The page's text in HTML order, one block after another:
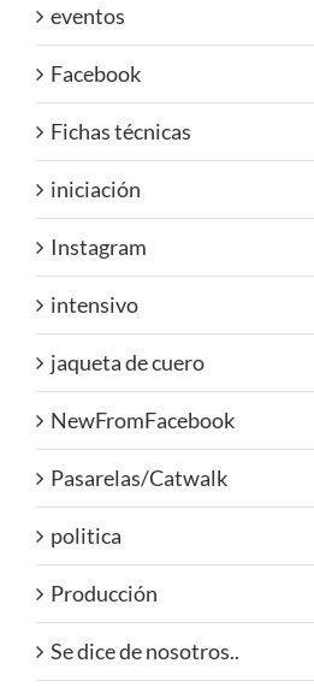
eventos
Facebook
Fichas técnicas
iniciación
Instagram
intensivo
jaqueta de cuero
NewFromFacebook
Pasarelas/Catwalk
politica
Producción
Se dice de nosotros..